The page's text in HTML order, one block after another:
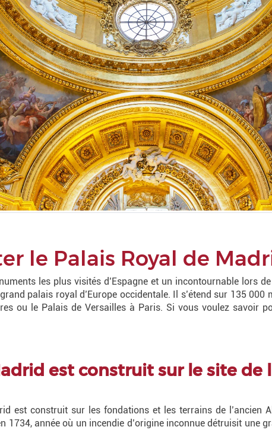
le Palais Royal de
les plus visités d’Espagne et un incontournable lors
palais royal d’Europe occidentale. Il s’étend sur 135
ou le Palais de Versailles à Paris. Si vous voulez savoir
est construit sur le site
est construit sur les fondations et les terrains de l’ancien
1734, année où un incendie d’origine inconnue détruisit une